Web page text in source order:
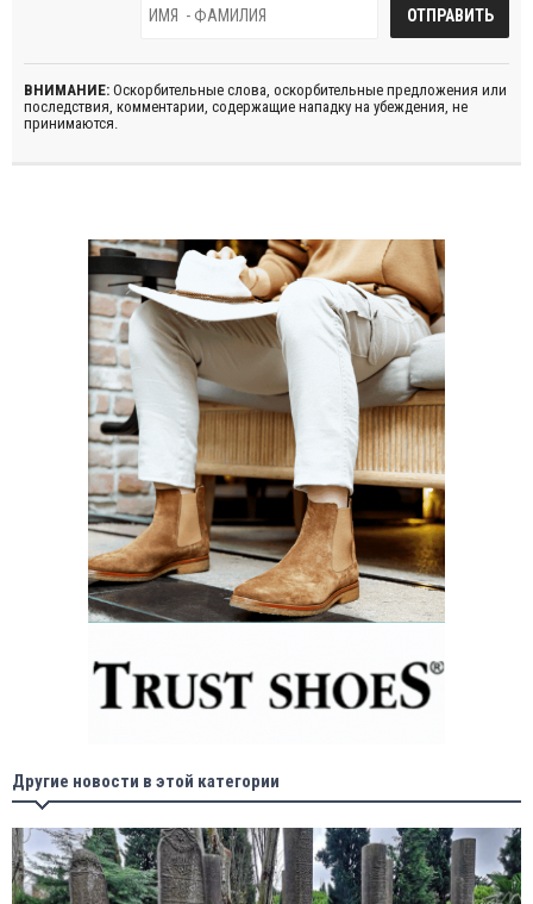
ВНИМАНИЕ: Оскорбительные слова, оскорбительные предложения или
последствия, комментарии, содержащие нападку на убеждения, не
принимаются.
Другие новости в этой категории